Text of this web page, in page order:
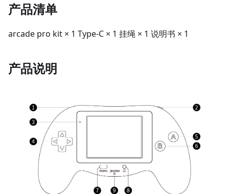
产品清单
arcade pro kit × 1 Type-C × 1 挂绳 × 1 说明书 × 1
产品说明